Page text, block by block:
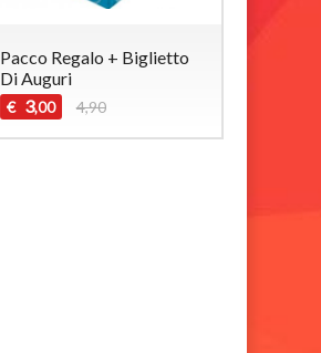
Pacco Regalo + Biglietto
Di Auguri
€ 3,00 4,90